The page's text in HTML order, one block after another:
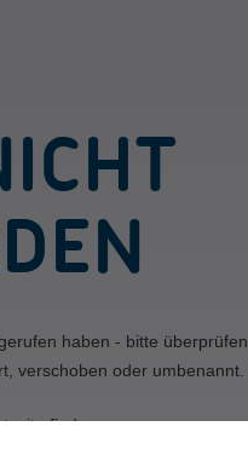
haben - bitte überprüfen
verschoben oder umbenannt.
finden.